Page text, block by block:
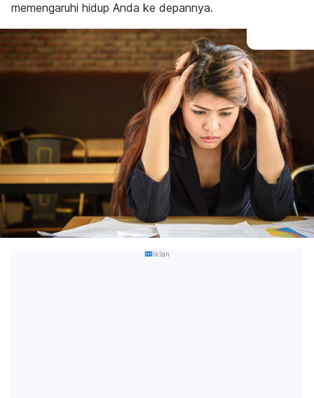
memengaruhi hidup Anda ke depannya.
Iklan